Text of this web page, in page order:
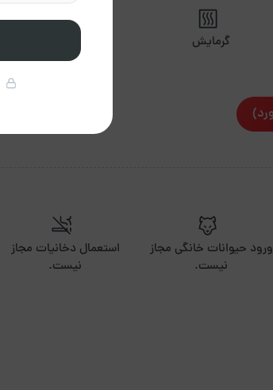
گرمایش
ورود حیوانات خانگی مجاز
نیست.
استعمال دخانیات مجاز
نیست.